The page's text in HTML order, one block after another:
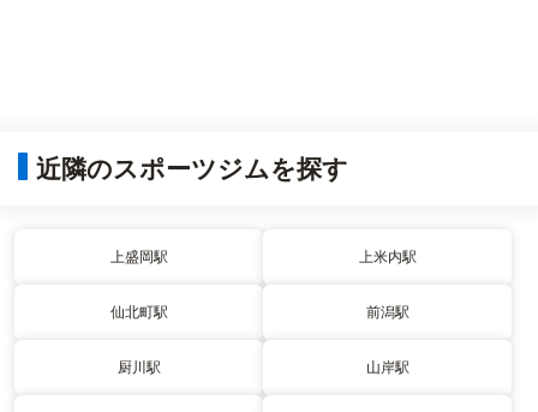
近隣のスポーツジムを探す
上盛岡駅 上米内駅
仙北町駅 前潟駅
厨川駅 山岸駅